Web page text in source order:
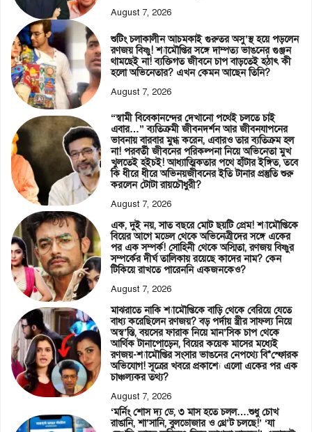
August 7, 2026
শুটিং চলাকালীন আচমকাই গুরুতর অসু’স্থ হয়ে পড়লেন
রণজয় বিষ্ণু! শ্যামৌপ্তির সঙ্গে দাম্পত্য ভাঙনের গুঞ্জন
থামছেই না! ব্যক্তিগত জীবনে চাপ বাড়তেই হঠাৎ কী
হলো অভিনেতার? এখন কেমন আছেন তিনি?
August 7, 2026
“স্বামী বিবেকানন্দের দেখানো পথেই চলতে চাই
এবার…” ব্যতিক্রমী জীবনদর্শন আর জীবনযাপনের
ভাবনায় বারবার মুগ্ধ করেন, এবারও তার ব্যতিক্রম হল
না! পরবর্তী জীবনের পরিকল্পনা নিয়ে অভিনেতা মুখ
খুলতেই হইচই! আধ্যাত্মিকতার পথে হাঁটার ইঙ্গিত, তবে
কি ধীরে ধীরে অভিনয়জীবনের ইতি টানার প্রস্তুতি শুরু
করলেন টোটা রায়চৌধুরী?
August 7, 2026
এক, দুই নয়, সাত বছরে মোট ছয়টি প্রেম! শ্যামৌপ্তিকে
বিয়ের আগে মডেল থেকে অভিনেত্রীদের সঙ্গে একের
পর এক সম্পর্ক! সোহিনী থেকে অস্মিতা, রণজয় বিষ্ণুর
সম্পর্কের দীর্ঘ তালিকায় রয়েছে কাদের নাম? কেন
টিকিয়ে রাখতে পারেননি একজনকেও?
August 7, 2026
মাঝরাতে নাকি শ্যামৌপ্তিকে বাড়ি থেকে বেরিয়ে যেতে
বাধ্য করেছিলেন রণজয়? বড় পর্দায় স্ত্রীর সাফল্য নিয়ে
অস্ব’স্তি, বয়সের ফারাক নিয়ে মান’সিক চাপ থেকে
আর্থিক টানাপোড়েন, বিয়ের কয়েক মাসের মধ্যেই
রণজয়-শ্যামৌপ্তির সংসার ভাঙনের নেপথ্যে বি*স্ফোরক
অভিযোগ! সূত্রের খবরে প্রকাশ্যে এলো একের পর এক
চাঞ্চল্যকর তথ্য?
August 7, 2026
‘মর্নিং শোস দ্য ডে, ৩ মাস হতে চলল….শুধু চোখ
রাঙানি, শা’সানি, বুলডোজার ও থ্রে’ট চলছে!’ ‘যা